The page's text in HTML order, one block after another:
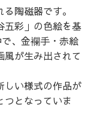
陶磁器です。
五彩」の色絵を基
、金襴手・赤絵
風が生み出されて
しい様式の作品が
つとなっていま